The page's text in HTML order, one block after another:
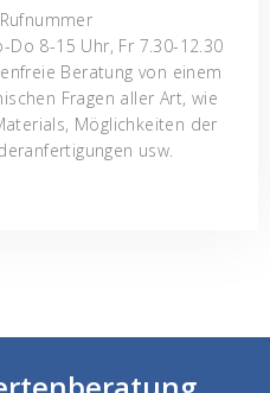
Do 8-15 Uhr, Fr 7.30-12.30
Beratung von einem
Fragen aller Art, wie
Möglichkeiten der
usw.